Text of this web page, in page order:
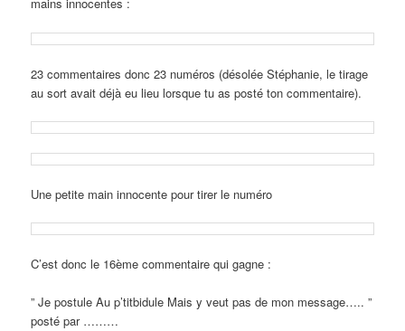
mains innocentes :
23 commentaires donc 23 numéros (désolée Stéphanie, le tirage
au sort avait déjà eu lieu lorsque tu as posté ton commentaire).
Une petite main innocente pour tirer le numéro
C’est donc le 16ème commentaire qui gagne :
” Je postule Au p’titbidule Mais y veut pas de mon message….. ”
posté par ………